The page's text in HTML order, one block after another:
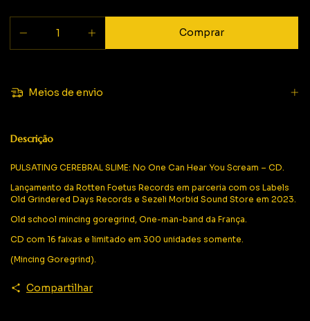
Meios de envio
Descrição
PULSATING CEREBRAL SLIME: No One Can Hear You Scream – CD.
Lançamento da Rotten Foetus Records em parceria com os Labels
Old Grindered Days Records e Sezeli Morbid Sound Store em 2023.
Old school mincing goregrind, One-man-band da França.
CD com 16 faixas e limitado em 300 unidades somente.
(Mincing Goregrind).
Compartilhar